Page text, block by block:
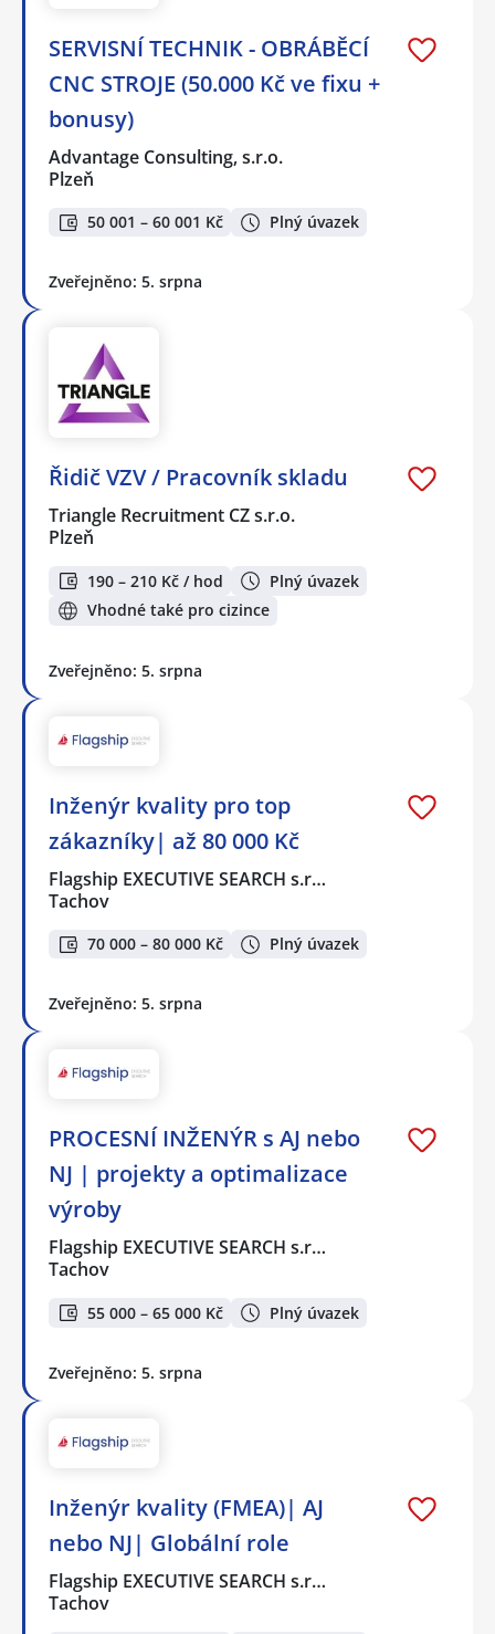
SERVISNÍ TECHNIK - OBRÁBĚCÍ
CNC STROJE (50.000 Kč ve fixu +
bonusy)
Advantage Consulting, s.r.o.
Plzeň
50 001 – 60 001 Kč Plný úvazek
Zveřejněno: 5. srpna
Řidič VZV / Pracovník skladu
Triangle Recruitment CZ s.r.o.
Plzeň
190 – 210 Kč / hod
Plný úvazek
Vhodné také pro cizince
Zveřejněno: 5. srpna
Inženýr kvality pro top
zákazníky| až 80 000 Kč
Flagship EXECUTIVE SEARCH s.r…
Tachov
70 000 – 80 000 Kč Plný úvazek
Zveřejněno: 5. srpna
PROCESNÍ INŽENÝR s AJ nebo
NJ | projekty a optimalizace
výroby
Flagship EXECUTIVE SEARCH s.r…
Tachov
55 000 – 65 000 Kč Plný úvazek
Zveřejněno: 5. srpna
Inženýr kvality (FMEA)| AJ
nebo NJ| Globální role
Flagship EXECUTIVE SEARCH s.r…
Tachov